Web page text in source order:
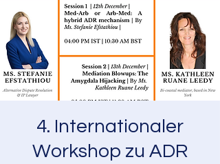
4. Internationaler
Workshop zu ADR